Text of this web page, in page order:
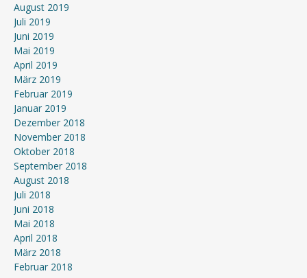
August 2019
Juli 2019
Juni 2019
Mai 2019
April 2019
März 2019
Februar 2019
Januar 2019
Dezember 2018
November 2018
Oktober 2018
September 2018
August 2018
Juli 2018
Juni 2018
Mai 2018
April 2018
März 2018
Februar 2018